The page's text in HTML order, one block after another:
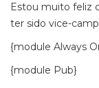
Estou muito feliz
ter sido vice-
{module Always
{module Pub}